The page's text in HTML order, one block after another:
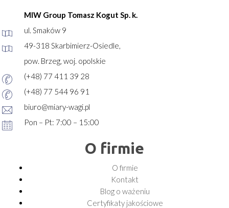
MIW Group Tomasz Kogut Sp. k.
ul. Smaków 9
49-318 Skarbimierz-Osiedle,
pow. Brzeg, woj. opolskie
(+48) 77 411 39 28
(+48) 77 544 96 91
biuro@miary-wagi.pl
Pon – Pt: 7:00 – 15:00
O firmie
O firmie
Kontakt
Blog o ważeniu
Certyfikaty jakościowe